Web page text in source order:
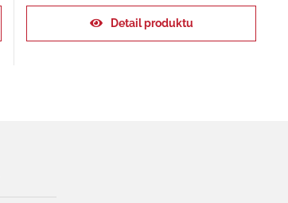
Detail produktu